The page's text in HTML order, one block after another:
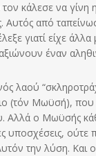
τον κάλεσε να
Αυτός από
γιατί είχε
έναν
λαού
(τόν Μωϋσή), που
Αλλά ο Μωϋσής
υποσχέσεις,
την λύση. Και